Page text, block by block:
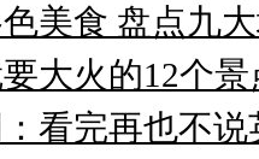
美食 盘点九
大火的12个
看完再也不